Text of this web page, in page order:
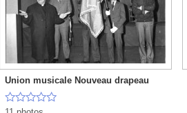
Union musicale Nouveau drapeau
